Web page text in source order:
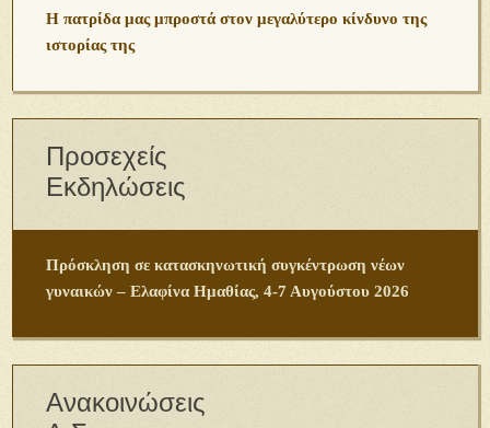
Η πατρίδα μας μπροστά στον μεγαλύτερο κίνδυνο της
ιστορίας της
Προσεχείς
Εκδηλώσεις
Πρόσκληση σε κατασκηνωτική συγκέντρωση νέων
γυναικών – Ελαφίνα Ημαθίας, 4-7 Αυγούστου 2026
Ανακοινώσεις